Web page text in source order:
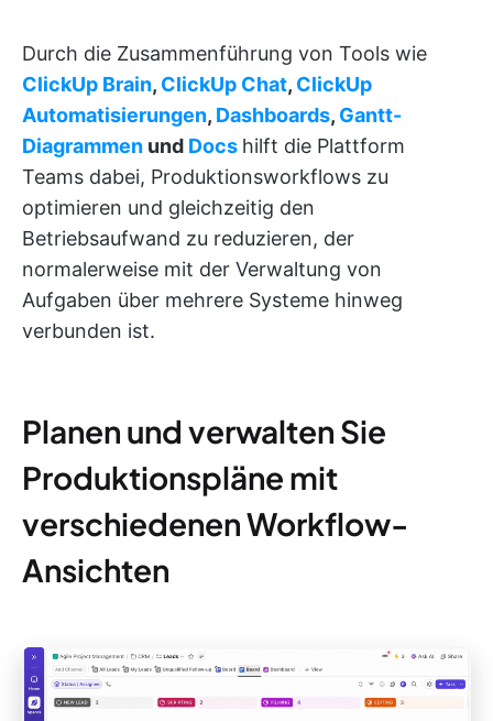
Durch die Zusammenführung von Tools wie
ClickUp Brain, ClickUp Chat, ClickUp
Automatisierungen, Dashboards, Gantt-
Diagrammen und Docs hilft die Plattform
Teams dabei, Produktionsworkflows zu
optimieren und gleichzeitig den
Betriebsaufwand zu reduzieren, der
normalerweise mit der Verwaltung von
Aufgaben über mehrere Systeme hinweg
verbunden ist.
Planen und verwalten Sie
Produktionspläne mit
verschiedenen Workflow-
Ansichten